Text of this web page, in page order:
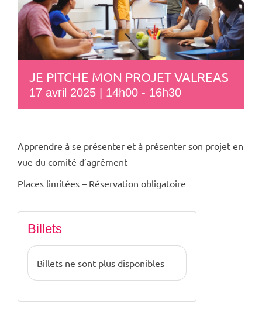
JE PITCHE MON PROJET VALREAS
17 avril 2025 | 14h00 - 16h30
Apprendre à se présenter et à présenter son projet en
vue du comité d’agrément
Places limitées – Réservation obligatoire
Billets
Billets ne sont plus disponibles